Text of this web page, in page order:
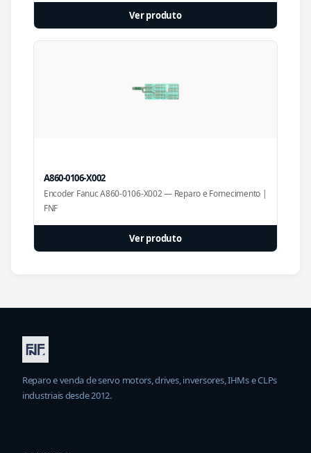
Ver produto
A860-0106-X002
Encoder Fanuc A860-0106-X002 — Reparo e Fornecimento |
FNF
Ver produto
Reparo e venda de servo motors, drives, inversores, IHMs e CLPs
industriais desde 2012.